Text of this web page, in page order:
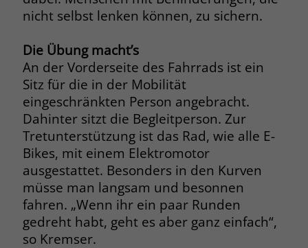
nicht selbst lenken können, zu sichern.
Die Übung macht’s
An der Vorderseite des Fahrrads ist ein
Sitz für die in der Mobilität
eingeschränkten Person angebracht.
Dahinter sitzt die Begleitperson. Zur
Tretunterstützung ist das Rad, wie alle E-
Bikes, mit einem Elektromotor
ausgestattet. Besonders in den Kurven
müsse man langsam und besonnen
fahren. „Wenn ihr ein paar Runden
gedreht habt, geht es aber ganz einfach“,
so Kremser.
Zweck
Behält die Zustimmung des Benutzers
Name __cf_bm
Anbieter .fonts.net
Laufzeit 30 Minuten
Zweck
This cookie, set by Cloudflare, is used to
support Cloudflare Bot Management.
Name JSessionID
Zweck
zu speichern und in einer einzigen
zusammenzufassen.
Name _gcl_au
Anbieter Google Ads
Laufzeit 90 Tage
Zweck Enthält eine zufallsgenerierte User-ID.
Name _gcl_aw